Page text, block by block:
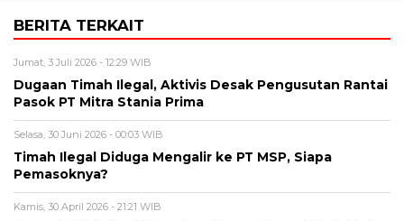
BERITA TERKAIT
Jumat, 3 Juli 2026 - 12:29 WIB
Dugaan Timah Ilegal, Aktivis Desak Pengusutan Rantai
Pasok PT Mitra Stania Prima
Selasa, 30 Juni 2026 - 00:03 WIB
Timah Ilegal Diduga Mengalir ke PT MSP, Siapa
Pemasoknya?
Kamis, 30 April 2026 - 21:21 WIB